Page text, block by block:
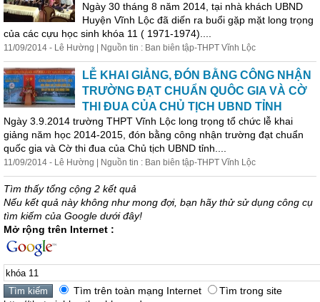
Ngày 30 tháng 8 năm 2014, tại nhà khách UBND
Huyện Vĩnh Lộc đã diến ra buổi gặp mặt long trọng
của các cựu học sinh khóa 11 ( 1971-1974)....
11/09/2014 - Lê Hường | Nguồn tin : Ban biên tập-THPT Vĩnh Lộc
LỄ KHAI GIẢNG, ĐÓN BẰNG CÔNG NHẬN
TRƯỜNG ĐẠT CHUẨN QUÔC GIA VÀ CỜ
THI ĐUA CỦA CHỦ TỊCH UBND TỈNH
Ngày 3.9.2014 trường THPT Vĩnh Lộc long trọng tổ chức lễ khai
giảng năm học 2014-2015, đón bằng công nhận trường đạt chuẩn
quốc gia và Cờ thi đua của Chủ tịch UBND tỉnh....
11/09/2014 - Lê Hường | Nguồn tin : Ban biên tập-THPT Vĩnh Lộc
Tìm thấy tổng cộng 2 kết quả
Nếu kết quả này không như mong đợi, bạn hãy thử sử dụng công cụ
tìm kiếm của Google dưới đây!
Mở rộng trên Internet :
Tìm trên toàn mạng Internet
Tìm trong site